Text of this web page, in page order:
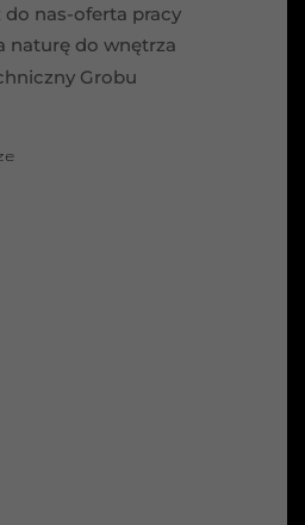
do nas-oferta pracy
naturę do wnętrza
Grobu